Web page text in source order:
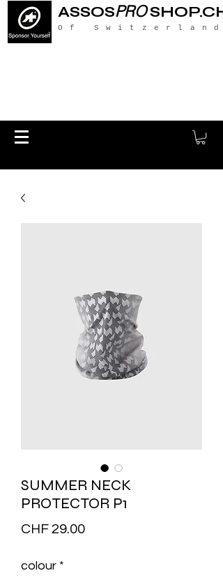
ASSOSPROSHOP.CH
Of Switzerland
SUMMER NECK
PROTECTOR P1
CHF 29.00Price
colour *